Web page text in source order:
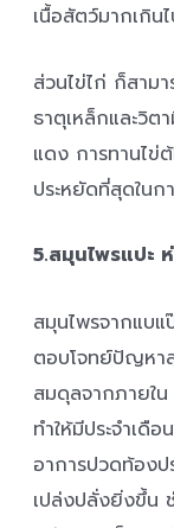
เนื้อสัตว์มากเกิน
ส่วนไข่ไก่ ก็สาม
ธาตุเหล็กและวิต
แดง การทานไข่
ประหยัดที่สุดในก
5.สมุนไพรแปะ
สมุนไพรจากแบ
ตอบโจทย์ปัญหา
สมดุลจากภายใน
ทำให้มีประจำเดื
อาการปวดท้องป
เปล่งปลั่งยิ่งขึ้น